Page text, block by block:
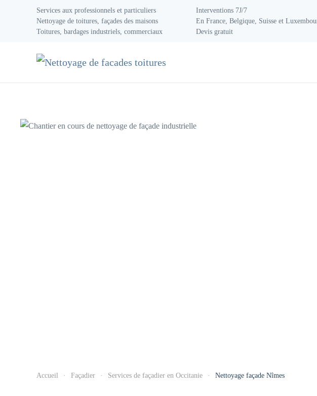
Accéder au contenu principal
Services aux professionnels et particuliers
Nettoyage de toitures, façades des maisons
Toitures, bardages industriels, commerciaux
Interventions 7J/7
En France, Belgique, Suisse et
Devis gratuit
Accueil Façadier Services de façadier en Occitanie Nettoyage façade Nîmes